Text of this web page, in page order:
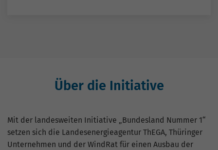
Über die Initiative
Mit der landesweiten Initiative „Bundesland Nummer 1“
setzen sich die Landesenergieagentur ThEGA, Thüringer
Unternehmen und der WindRat für einen Ausbau der